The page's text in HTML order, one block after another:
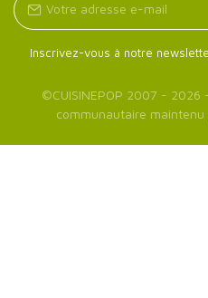
Inscrivez-vous à notre
©CUISINEPOP 2007 - 2026
communautaire maintenu